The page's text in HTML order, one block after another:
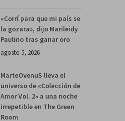
«Corrí para que mi país se
la gozara», dijo Marileidy
Paulino tras ganar oro
agosto 5, 2026
MarteOvenuS lleva el
universo de «Colección de
Amor Vol. 2» a una noche
irrepetible en The Green
Room